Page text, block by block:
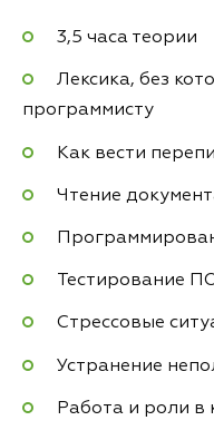
3,5 часа теории
Лексика, без
программисту
Как вести
Чтение
Тестирование
Стрессовые
Устранение
Работа и роли в